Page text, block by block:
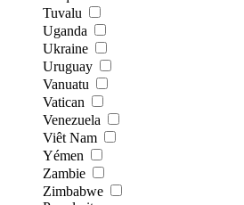
Tuvalu
Uganda
Ukraine
Uruguay
Vanuatu
Vatican
Venezuela
Viêt Nam
Yémen
Zambie
Zimbabwe